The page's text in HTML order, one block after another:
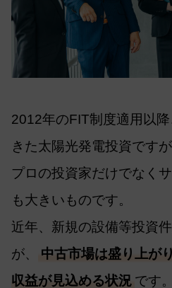
2012年のFIT制度適用以
きた太陽光発電投資です
プロの投資家だけでなく
も大きいものです。
近年、新規の設備等投資
が、
中古市場は盛り上が
収益が見込める状況 です。